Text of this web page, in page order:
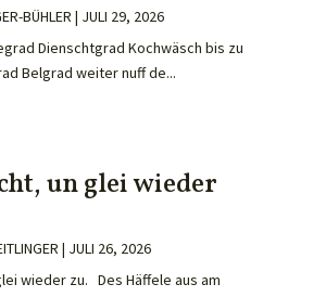
BÜHLER | JULI 29, 2026
Dienschtgrad Kochwäsch bis zu
Belgrad weiter nuff de...
un glei wieder
| JULI 26, 2026
wieder zu. Des Häffele aus am